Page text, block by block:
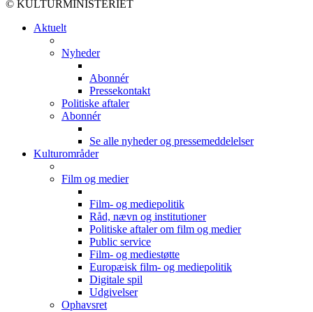
© KULTURMINISTERIET
Aktuelt
Nyheder
Abonnér
Pressekontakt
Politiske aftaler
Abonnér
Se alle nyheder og pressemeddelelser
Kulturområder
Film og medier
Film- og mediepolitik
Råd, nævn og institutioner
Politiske aftaler om film og medier
Public service
Film- og mediestøtte
Europæisk film- og mediepolitik
Digitale spil
Udgivelser
Ophavsret